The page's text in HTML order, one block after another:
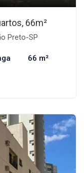
66m²
Preto-SP
66 m²